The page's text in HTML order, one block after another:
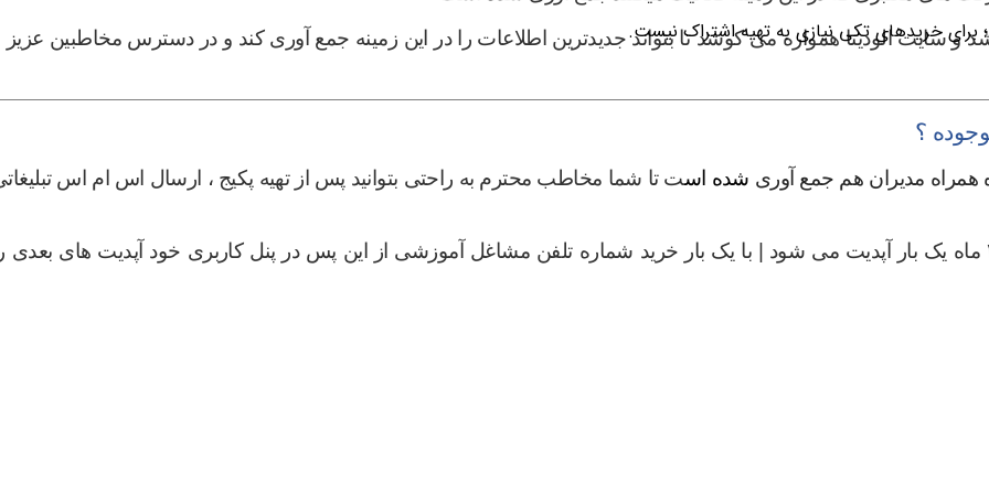
الودیتا همواره می کوشد تا بتواند جدیدترین اطلاعات را در این زمینه جمع آوری کند و در دسترس مخاطبین عزیز
؟
همراه مدیران هم جمع آوری شده است تا شما مخاطب محترم به راحتی بتوانید پس از تهیه پکیج ، ارسال اس ام اس
| با یک بار خرید شماره تلفن مشاغل آموزشی از این پس در پنل کاربری خود آپدیت های بعدی
برای خریدهای تکی نیازی به تهیه اشتراک نیست.